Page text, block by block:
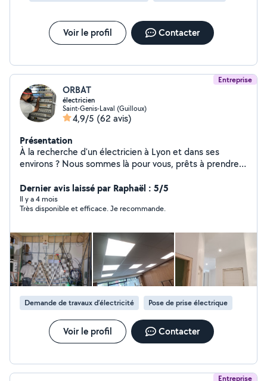
Voir le profil Contacter
Entreprise
ORBAT
électricien
Saint-Genis-Laval (Guilloux)
4,9/5 (62 avis)
Présentation
À la recherche d'un électricien à Lyon et dans ses
environs ? Nous sommes là pour vous, prêts à prendre
rénovation partielle ou totale, une mise aux normes, ou
même l'installation d'une simple prise, nous sommes à
votre disposition. Chez ORBAT, nous nous engageons à
vous informer que nos devis sont gratuits ! Nous nous
feront un plaisir de discuter de vos besoins électriques,
de vous conseiller et de vous proposer des solutions
adaptées. N'hésitez pas à nous contacter pour obtenir
plus d'informations. A bientôt !
Dernier avis laissé par Raphaël : 5/5
Il y a 4 mois
Très disponible et efficace. Je recommande.
Demande de travaux d’électricité Pose de prise électrique
Voir le profil Contacter
Entreprise